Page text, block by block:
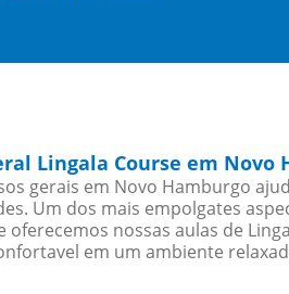
Lingala Course em Novo
gerais em Novo Hamburgo
Um dos mais empolgates
oferecemos nossas aulas de
em um ambiente